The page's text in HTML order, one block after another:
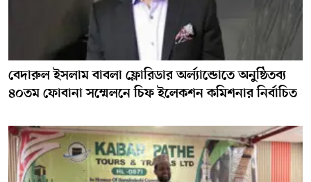
বেদারুল ইসলাম বাবলা ফ্লোরিডার অর্ল্যান্ডোতে অনুষ্ঠিতব্য
৪০তম ফোবানা সম্মেলনে চিফ ইলেকশন কমিশনার নির্বাচিত